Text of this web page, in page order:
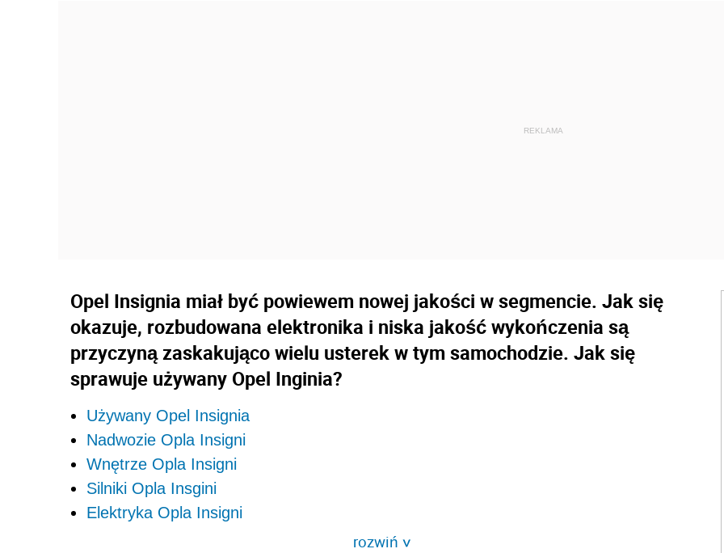
Opel Insignia miał być powiewem nowej jakości w segmencie. Jak się
okazuje, rozbudowana elektronika i niska jakość wykończenia są
przyczyną zaskakująco wielu usterek w tym samochodzie. Jak się
sprawuje używany Opel Inginia?
Używany Opel Insignia
Nadwozie Opla Insigni
Wnętrze Opla Insigni
Silniki Opla Insgini
Elektryka Opla Insigni
rozwiń>